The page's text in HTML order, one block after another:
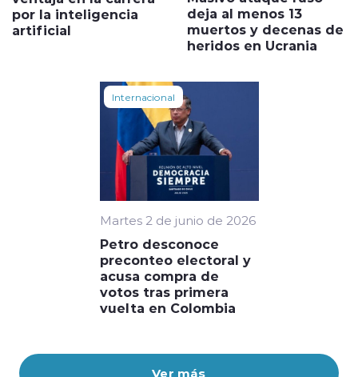
Ver más
por la inteligencia
artificial
deja al menos 13
muertos y decenas de
heridos en Ucrania
Internacional
Martes 2 de junio de 2026
Petro desconoce
preconteo electoral y
acusa compra de
votos tras primera
vuelta en Colombia